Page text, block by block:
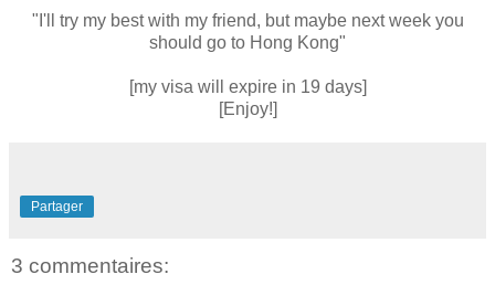
"I'll try my best with my friend, but maybe next week you
should go to Hong Kong"
[my visa will expire in 19 days]
[Enjoy!]
Partager
3 commentaires: